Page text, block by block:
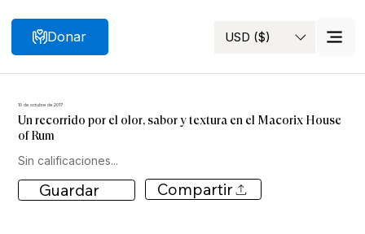
Buscar USD ($)
Donar
10 de octubre de 2017
Un recorrido por el olor, sabor y textura en el Macorix House
of Rum
Sin calificaciones...
Guardar Compartir